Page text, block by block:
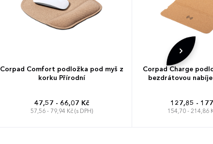
Corpad Comfort podložka pod myš z
korku Přírodní
47,57 - 66,07 Kč
57,56 - 79,94 Kč (s DPH)
Corpad Charge
bezdrátovou
127,85 -
154,70 - 214,86